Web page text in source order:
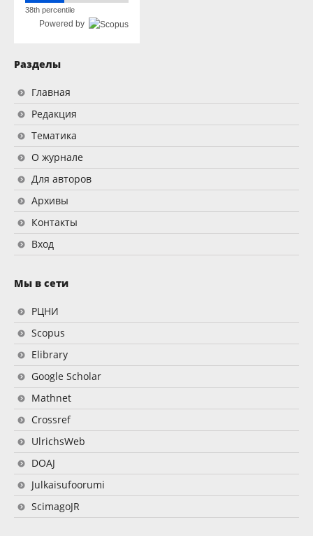
38th percentile
Powered by
Разделы
Главная
Редакция
Тематика
О журнале
Для авторов
Архивы
Контакты
Вход
Мы в сети
РЦНИ
Scopus
Elibrary
Google Scholar
Mathnet
Crossref
UlrichsWeb
DOAJ
Julkaisufoorumi
ScimagoJR